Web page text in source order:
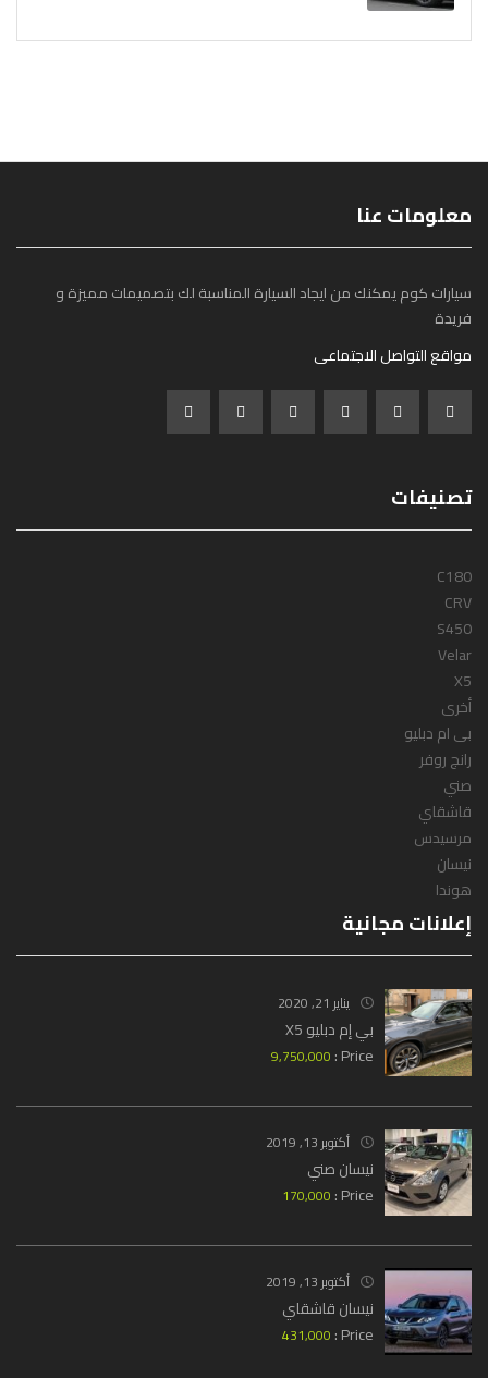
معلومات عنا
سيارات كوم يمكنك من ايجاد السيارة المناسبة لك بتصميمات مميزة و
فريدة
مواقع التواصل الاجتماعى
تصنيفات
C180
CRV
S450
Velar
X5
أخرى
بى ام دبليو
رانج روفر
صني
قاشقاي
مرسيدس
نيسان
هوندا
إعلانات مجانية
يناير 21, 2020
بي إم دبليو X5
Price :
9,750,000
أكتوبر 13, 2019
نيسان صني
Price :
170,000
أكتوبر 13, 2019
نيسان قاشقاي
Price :
431,000